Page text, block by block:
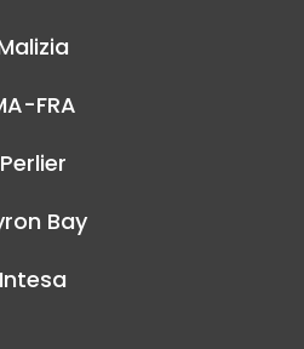
FRA
Perlier
Bay
Intesa